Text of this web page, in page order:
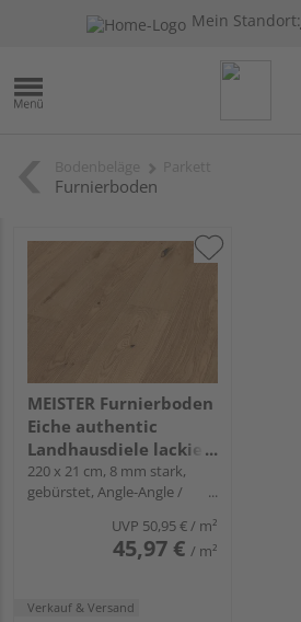
Mein Standort:
Furnierboden
MEISTER Furnierboden
Eiche authentic
Landhausdiele lackiert
- Natureflex HD 100
220 x 21 cm, 8 mm stark,
gebürstet, Angle-Angle /
UVP 50,95 €/ m²
45,97 € / m²
Verkauf & Versand